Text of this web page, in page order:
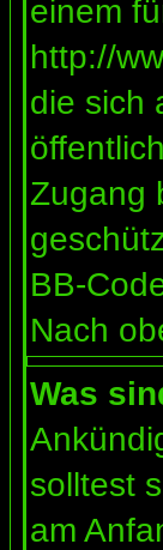
einem
http://
die sich
Zugang
BB-
Nach
Was
solltest
am